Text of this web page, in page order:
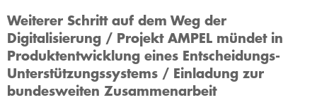
Weiterer Schritt auf dem Weg der
Digitalisierung / Projekt AMPEL mündet in
Produktentwicklung eines Entscheidungs-
Unterstützungssystems / Einladung zur
bundesweiten Zusammenarbeit